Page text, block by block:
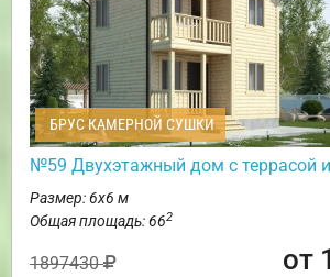
БРУС КАМЕРНОЙ СУШКИ
№59 Двухэтажный дом с террасой
Размер: 6х6 м
Общая площадь: 662
1897430 от